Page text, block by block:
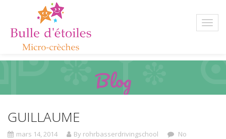
Blog
GUILLAUME
mars 14, 2014 By rohrbasserdrivingschool
No